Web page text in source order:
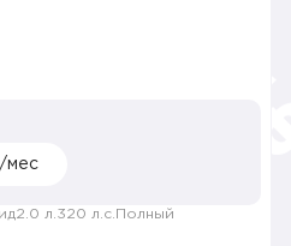
мес
2.0 л. 320 л.с. Полный